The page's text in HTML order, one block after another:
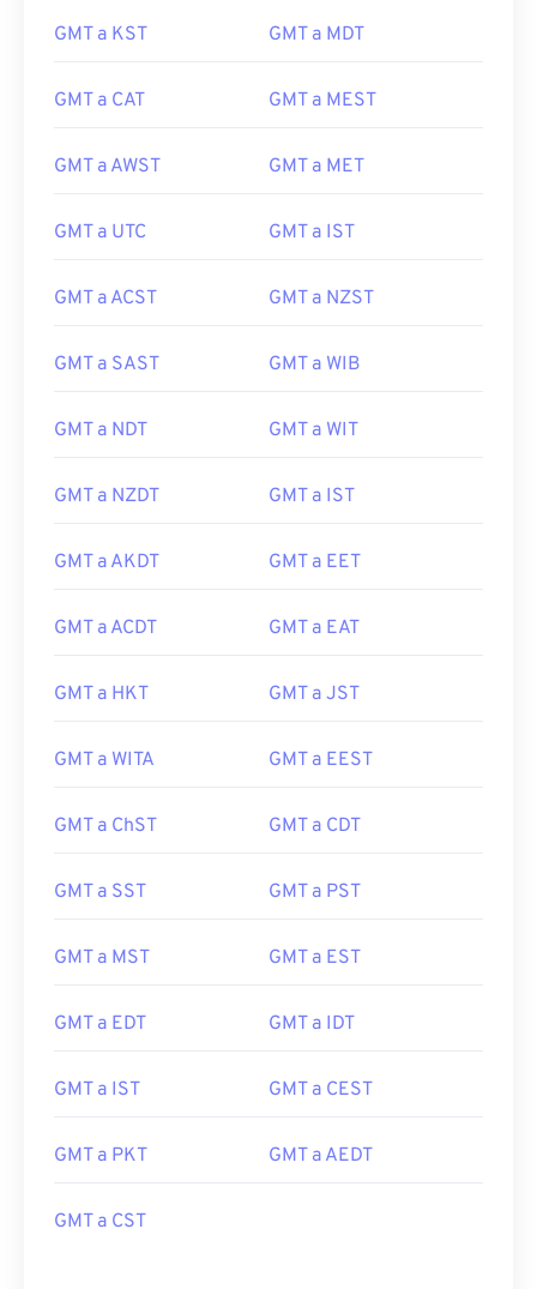
GMT a KST GMT a MDT
GMT a CAT GMT a MEST
GMT a AWST GMT a MET
GMT a UTC GMT a IST
GMT a ACST GMT a NZST
GMT a SAST GMT a WIB
GMT a NDT GMT a WIT
GMT a NZDT GMT a IST
GMT a AKDT GMT a EET
GMT a ACDT GMT a EAT
GMT a HKT GMT a JST
GMT a WITA GMT a EEST
GMT a ChST GMT a CDT
GMT a SST GMT a PST
GMT a MST GMT a EST
GMT a EDT GMT a IDT
GMT a IST GMT a CEST
GMT a PKT GMT a AEDT
GMT a CST